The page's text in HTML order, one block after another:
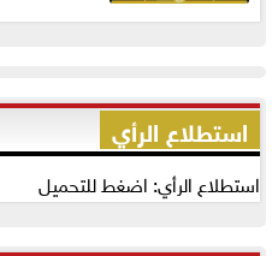
استطلاع الرأي
استطلاع الرأي: اضغط للتحميل